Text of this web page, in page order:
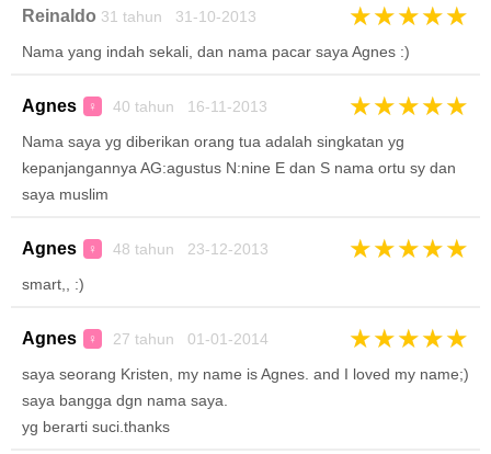
Reinaldo 31 tahun 31-10-2013 ★★★★★
Nama yang indah sekali, dan nama pacar saya Agnes :)
Agnes ♀ 40 tahun 16-11-2013 ★★★★★
Nama saya yg diberikan orang tua adalah singkatan yg
kepanjangannya AG:agustus N:nine E dan S nama ortu sy dan
saya muslim
Agnes ♀ 48 tahun 23-12-2013 ★★★★★
smart,, :)
Agnes ♀ 27 tahun 01-01-2014 ★★★★★
saya seorang Kristen, my name is Agnes. and I loved my name;)
saya bangga dgn nama saya.
yg berarti suci.thanks